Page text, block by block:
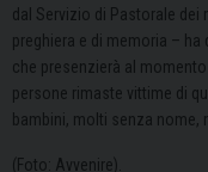
dal Servizio di Pastorale dei
preghiera e di memoria –
che presenzierà al
persone rimaste vittime di
bambini, molti senza nome,
(Foto: Avvenire).